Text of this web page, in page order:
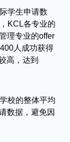
学生申请数
KCL各专业的
理专业的offer
人成功获得
高，达到
校的整体平均
数据，避免因